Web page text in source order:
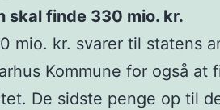
skal finde 330 mio. kr.
mio. kr. svarer til statens
Kommune for også
De sidste penge op til